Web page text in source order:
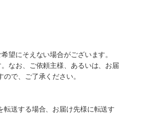
望にそえない場合がございます。
なお、ご依頼主様、あるいは、お届
で、ご了承ください。
送する場合、お届け先様に転送す